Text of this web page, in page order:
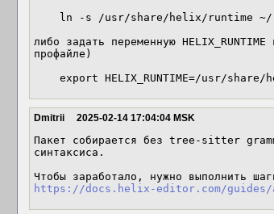
либо задать переменную
профайле)
export HELIX_RUNTIME=/usr/
Dmitrii 2025-02-14 17:04:04 MSK
Пакет собирается без tree-sitter
синтаксиса.
https://docs.helix-editor.com/guides/